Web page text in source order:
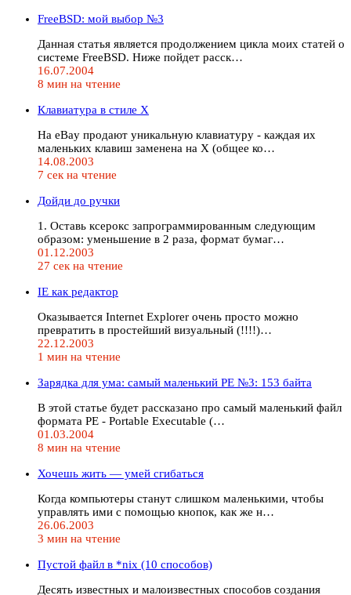
FreeBSD: мой выбор №3
Данная статья является продолжением цикла моих статей о
системе FreeBSD. Ниже пойдет расск…
16.07.2004
8 мин на чтение
Клавиатура в стиле Х
На eBay продают уникальную клавиатуру - каждая их
маленьких клавиш заменена на Х (общее ко…
14.08.2003
7 сек на чтение
Дойди до ручки
1. Оставь ксерокс запрограммированным следующим
образом: уменьшение в 2 раза, формат бумаг…
01.12.2003
27 сек на чтение
IE как редактор
Оказывается Internet Explorer очень просто можно
превратить в простейший визуальный (!!!!)…
22.12.2003
1 мин на чтение
Зарядка для ума: самый маленький РЕ №3: 153 байта
В этой статье будет рассказано про самый маленький файл
формата PE - Portable Executable (…
01.03.2004
8 мин на чтение
Хочешь жить — умей сгибаться
Когда компьютеры станут слишком маленькими, чтобы
управлять ими с помощью кнопок, как же н…
26.06.2003
3 мин на чтение
Пустой файл в *nix (10 способов)
Десять известных и малоизвестных способов создания